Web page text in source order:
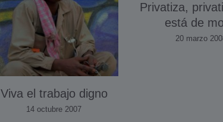
Viva el trabajo digno
14 octubre 2007
Privatiza,
está de
20 marzo